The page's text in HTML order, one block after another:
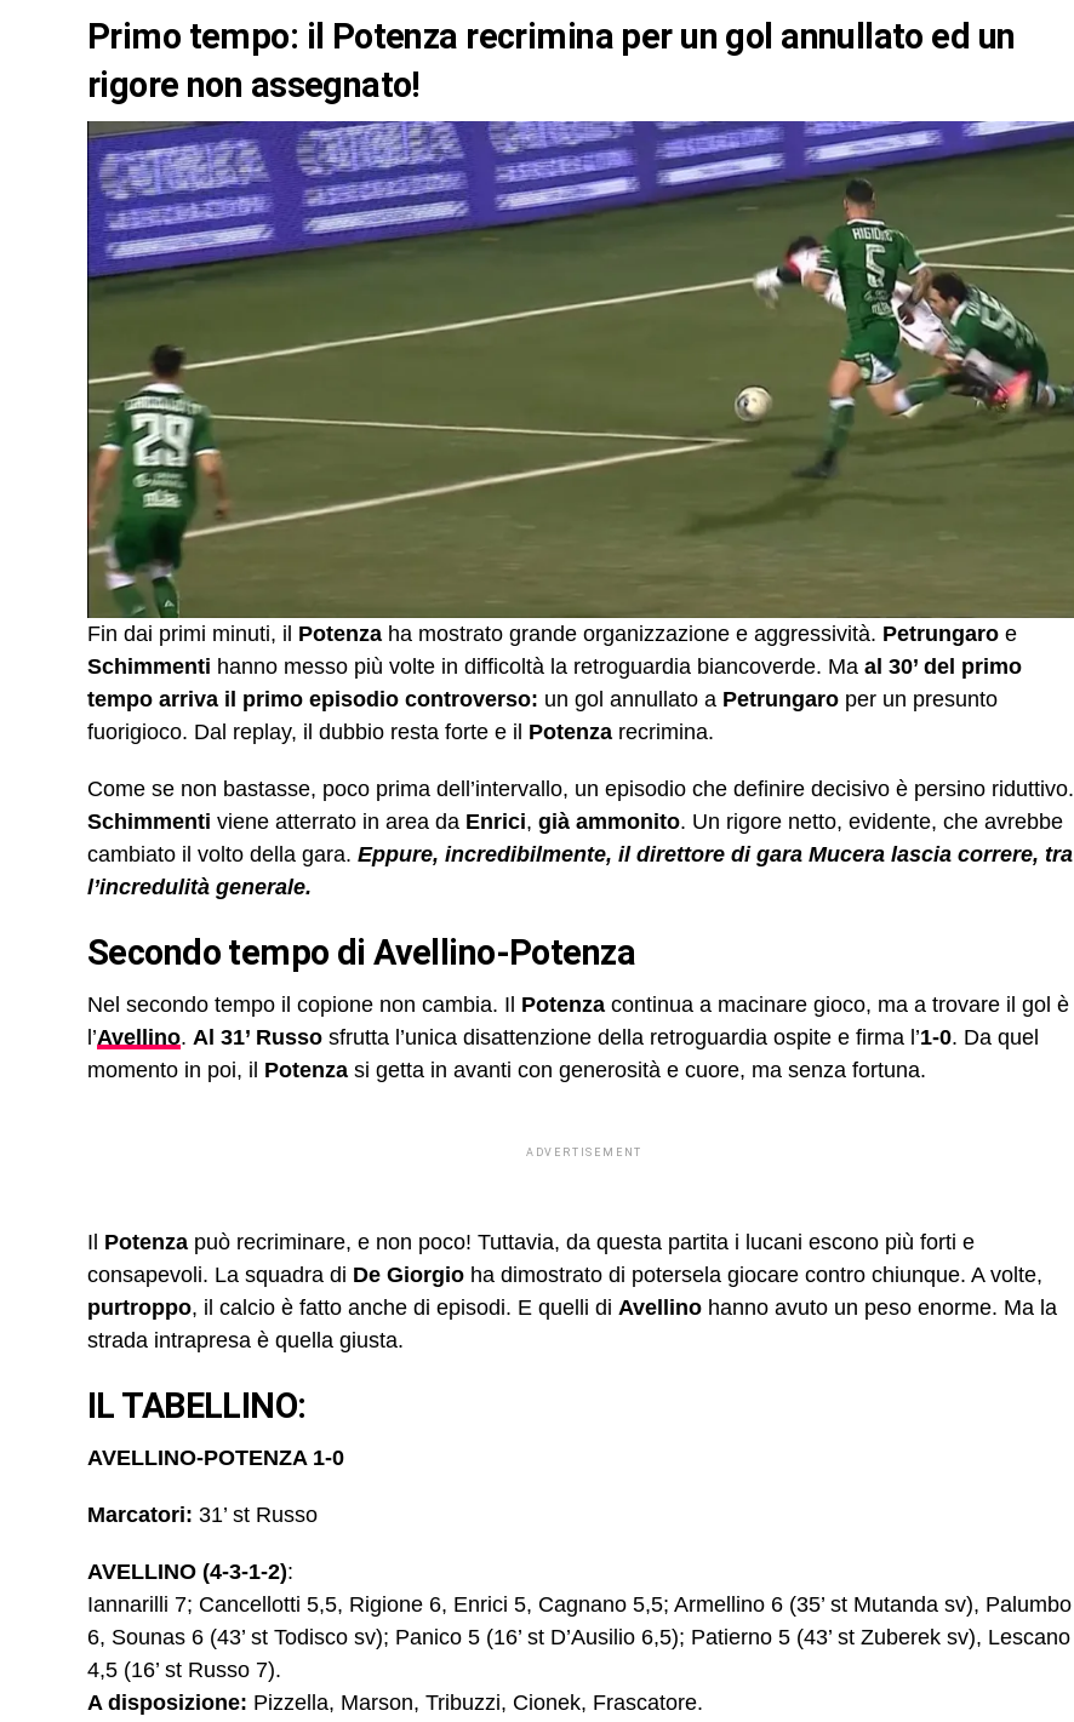
Primo tempo: il Potenza recrimina per un gol annullato ed un
rigore non assegnato!
Fin dai primi minuti, il Potenza ha mostrato grande organizzazione e aggressività. Petrungaro e
Schimmenti hanno messo più volte in difficoltà la retroguardia biancoverde. Ma al 30’ del primo
tempo arriva il primo episodio controverso: un gol annullato a Petrungaro per un presunto
fuorigioco. Dal replay, il dubbio resta forte e il Potenza recrimina.
Come se non bastasse, poco prima dell’intervallo, un episodio che definire decisivo è persino riduttivo.
Schimmenti viene atterrato in area da Enrici, già ammonito. Un rigore netto, evidente, che avrebbe
cambiato il volto della gara. Eppure, incredibilmente, il direttore di gara Mucera lascia correre, tra
l’incredulità generale.
Secondo tempo di Avellino-Potenza
Nel secondo tempo il copione non cambia. Il Potenza continua a macinare gioco, ma a trovare il gol è
l’Avellino. Al 31’ Russo sfrutta l’unica disattenzione della retroguardia ospite e firma l’1-0. Da quel
momento in poi, il Potenza si getta in avanti con generosità e cuore, ma senza fortuna.
ADVERTISEMENT
Il Potenza può recriminare, e non poco! Tuttavia, da questa partita i lucani escono più forti e
consapevoli. La squadra di De Giorgio ha dimostrato di potersela giocare contro chiunque. A volte,
purtroppo, il calcio è fatto anche di episodi. E quelli di Avellino hanno avuto un peso enorme. Ma la
strada intrapresa è quella giusta.
IL TABELLINO:
AVELLINO-POTENZA 1-0
Marcatori: 31’ st Russo
AVELLINO (4-3-1-2):
Iannarilli 7; Cancellotti 5,5, Rigione 6, Enrici 5, Cagnano 5,5; Armellino 6 (35’ st Mutanda sv), Palumbo
6, Sounas 6 (43’ st Todisco sv); Panico 5 (16’ st D’Ausilio 6,5); Patierno 5 (43’ st Zuberek sv), Lescano
4,5 (16’ st Russo 7).
A disposizione: Pizzella, Marson, Tribuzzi, Cionek, Frascatore.